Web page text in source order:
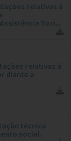
relativas à
Social
relativas à
diante a
técnica
social.